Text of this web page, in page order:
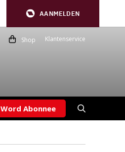
AANMELDEN
Shop Klantenservice
Word Abonnee